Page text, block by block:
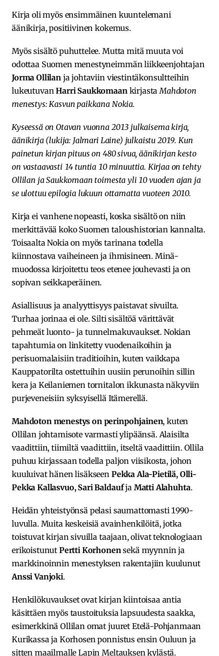
Kirja oli myös ensimmäinen kuuntelemani
äänikirja, positiivinen kokemus.
Myös sisältö puhuttelee. Mutta mitä muuta voi
odottaa Suomen menestyneimmän liikkeenjohtajan
Jorma Ollilan ja johtaviin viestintäkonsultteihin
lukeutuvanHarri Saukkomaan kirjasta Mahdoton
menestys: Kasvun paikkana Nokia.
Kyseessä on Otavan vuonna 2013 julkaisema kirja,
äänikirja (lukija: Jalmari Laine) julkaistu 2019. Kun
painetun kirjan pituus on 480 sivua, äänikirjan kesto
on vastaavasti 14 tuntia 10 minuuttia. Kirjaa on tehty
Ollilan ja Saukkomaan toimesta yli 10 vuoden ajan ja
se ulottuu epilogia lukuun ottamatta vuoteen 2010.
Kirja ei vanhene nopeasti, koska sisältö on niin
merkittävää koko Suomen taloushistorian kannalta.
Toisaalta Nokia on myös tarinana todella
kiinnostava vaiheineen ja ihmisineen. Minä-
muodossa kirjoitettu teos etenee jouhevasti ja on
sopivan seikkaperäinen.
Asiallisuus ja analyyttisyys paistavat sivuilta.
Turhaa jorinaa ei ole. Silti sisältöä värittävät
pehmeät luonto- ja tunnelmakuvaukset. Nokian
tapahtumia on linkitetty vuodenaikoihin ja
perisuomalaisiin traditioihin, kuten vaikkapa
Kauppatorilta ostettuihin uusiin perunoihin sillin
kera ja Keilaniemen tornitalon ikkunasta näkyviin
purjeveneisiin syksyisellä Itämerellä.
Mahdoton menestys on perinpohjainen, kuten
Ollilan johtamisote varmasti ylipäänsä. Alaisilta
vaadittiin, tiimiltä vaadittiin, itseltä vaadittiin. Ollila
puhuu kirjassaan todella paljon viisikosta, johon
kuuluivat hänen lisäkseen Pekka Ala-Pietilä, Olli-
Pekka Kallasvuo, Sari Baldaufja Matti Alahuhta.
Heidän yhteistyönsä pelasi saumattomasti 1990-
luvulla. Muita keskeisiä avainhenkilöitä, jotka
toistuvat kirjan sivuilla taajaan, olivat teknologiaan
erikoistunut Pertti Korhonen sekä myynnin ja
markkinoinnin menestyksen rakentajiin kuulunut
Anssi Vanjoki.
Henkilökuvaukset ovat kirjan kiintoisaa antia
käsittäen myös taustoituksia lapsuudesta saakka,
esimerkkinä Ollilan omat juuret Etelä-Pohjanmaan
Kurikassa ja Korhosen ponnistus ensin Ouluun ja
sitten maailmalle Lapin Meltauksen kylästä.